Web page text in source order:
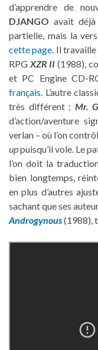
d’apprendre de
DJANGO avait
partielle, mais la
cette page . Il
RPG XZR II (1988),
et PC Engine CD-
français . L’autre
très différent ; Mr.
d’action/aventure
verlan – où l’on
uppuisqu’il vole. Le
l’on doit la
bien longtemps,
en plus d’autres
sachant que ses
Androgynous(1988),